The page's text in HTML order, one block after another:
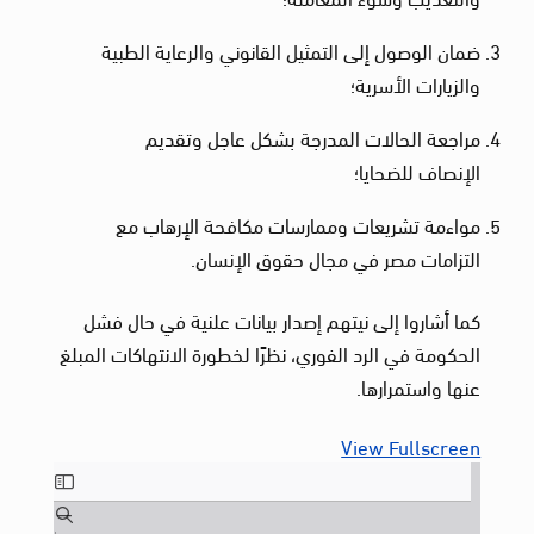
ضمان الوصول إلى التمثيل القانوني والرعاية الطبية
والزيارات الأسرية؛
مراجعة الحالات المدرجة بشكل عاجل وتقديم
الإنصاف للضحايا؛
مواءمة تشريعات وممارسات مكافحة الإرهاب مع
التزامات مصر في مجال حقوق الإنسان.
كما أشاروا إلى نيتهم إصدار بيانات علنية في حال فشل
الحكومة في الرد الفوري، نظرًا لخطورة الانتهاكات المبلغ
عنها واستمرارها.
View Fullscreen
to